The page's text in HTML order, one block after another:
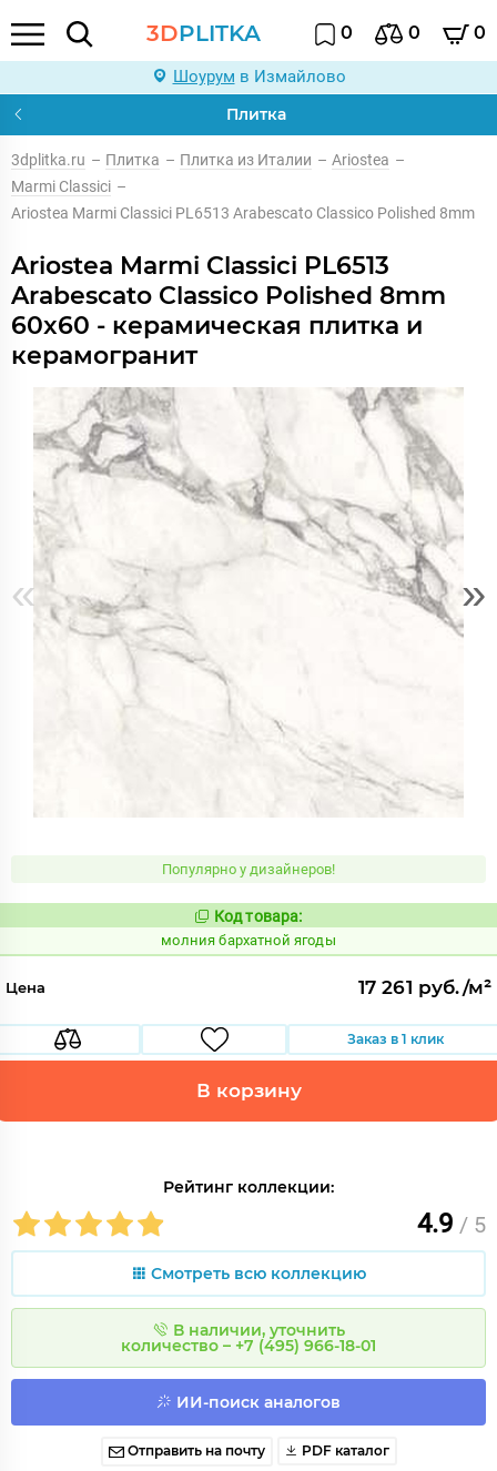
3DPLITKA 0 0 0
Шоурум в Измайлово
Плитка
3dplitka.ru – Плитка – Плитка из Италии – Ariostea –
Marmi Classici –
Ariostea Marmi Classici PL6513 Arabescato Classico Polished 8mm
Ariostea Marmi Classici PL6513
Arabescato Classico Polished 8mm
60x60 - керамическая плитка и
керамогранит
« »
Популярно у дизайнеров!
Код:
1000499
Код товара:
молния бархатной ягоды
Цена 17 261 руб./м²
Заказ в 1 клик
В корзину
Рейтинг коллекции:
4.9 / 5
Смотреть всю коллекцию
В наличии, уточнить
количество – +7 (495) 966-18-01
ИИ-поиск аналогов
Отправить на почту PDF каталог